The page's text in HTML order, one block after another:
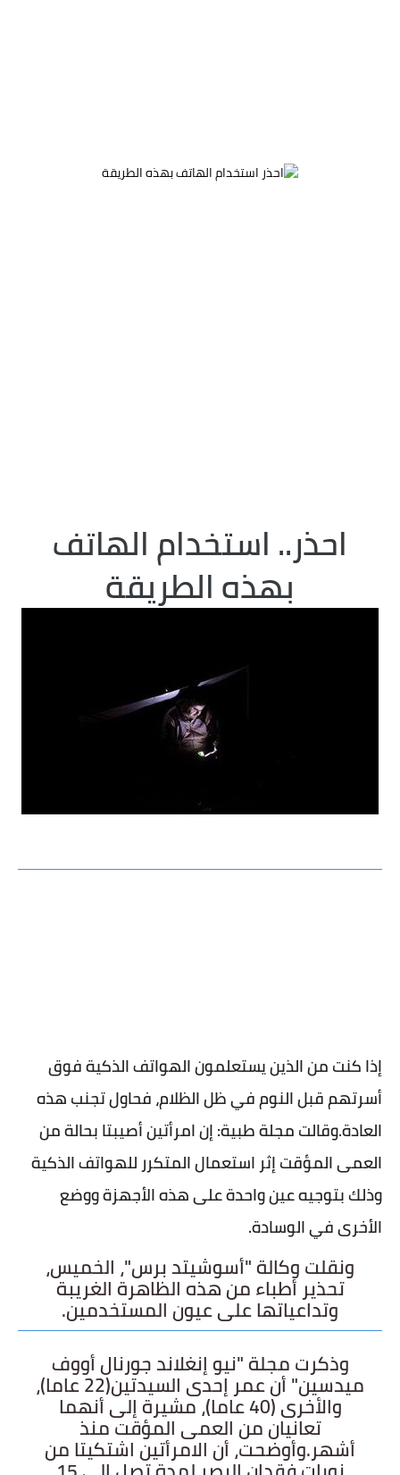
احذر.. استخدام الهاتف
بهذه الطريقة
إذا كنت من الذين يستعلمون الهواتف الذكية فوق
أسرتهم قبل النوم في ظل الظلام، فحاول تجنب هذه
العادة.وقالت مجلة طبية: إن امرأتين أصيبتا بحالة من
العمى المؤقت إثر استعمال المتكرر للهواتف الذكية
وذلك بتوجيه عين واحدة على هذه الأجهزة ووضع
الأخرى في الوسادة.
ونقلت وكالة "أسوشيتد برس"، الخميس،
تحذير أطباء من هذه الظاهرة الغريبة
وتداعياتها على عيون المستخدمين.
وذكرت مجلة "نيو إنغلاند جورنال أووف
ميدسين" أن عمر إحدى السيدتين(22 عاما)،
والأخرى (40 عاما)، مشيرة إلى أنهما
تعانيان من العمى المؤقت منذ
أشهر.وأوضحت، أن الامرأتين اشتكيتا من